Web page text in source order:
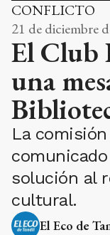
CONFLICTO
21 de diciembre
El Club
una
La
solución al
cultural.
El Eco de